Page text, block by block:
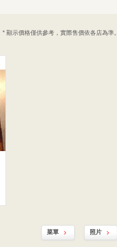
* 顯示價格僅供參考，實際售價依各店為準。
菜單 照片